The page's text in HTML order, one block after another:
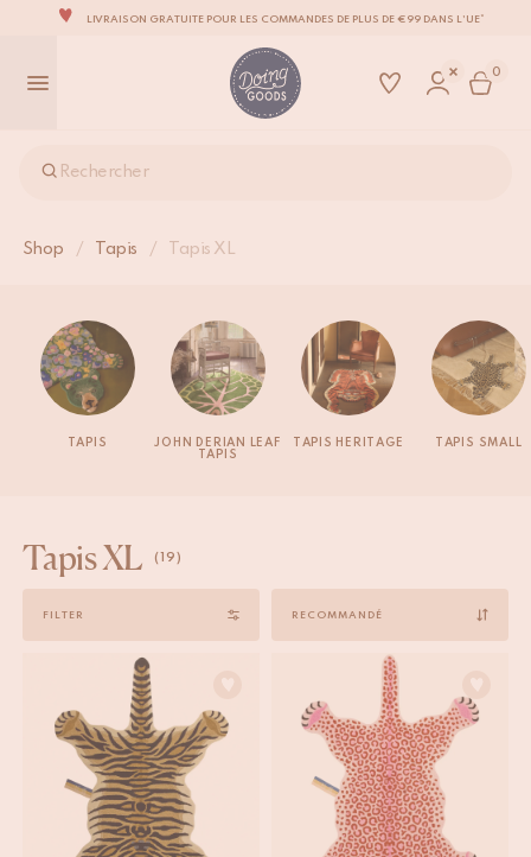
LIVRAISON GRATUITE POUR LES COMMANDES DE PLUS DE €99 DANS L'UE*
LA MARQUE D’ACCESSOIRES POUR LA MAISON LA PLUS ADORABLE DU MONDE
TOUS NOS PRODUITS SONT 100 % FAITS À LA MAIN
0
Rechercher
Shop / Tapis / Tapis XL
TAPIS
JOHN DERIAN LEAF
TAPIS
TAPIS HERITAGE TAPIS SMALL
Tapis XL (19)
FILTER